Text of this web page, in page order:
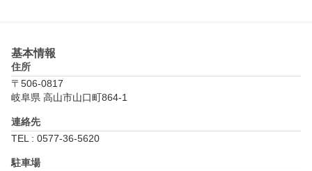
基本情報
住所
〒506-0817
岐阜県 高山市山口町864-1
連絡先
TEL : 0577-36-5620
駐車場